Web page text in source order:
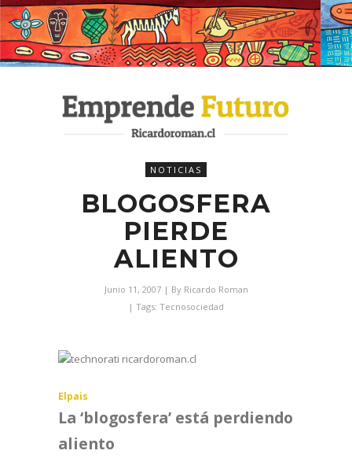
NOTICIAS
BLOGOSFERA
PIERDE
ALIENTO
Junio 11, 2007 | By Ricardo Roman
| Tags: Tecnosociedad
Elpais
La ‘blogosfera’ está perdiendo
aliento